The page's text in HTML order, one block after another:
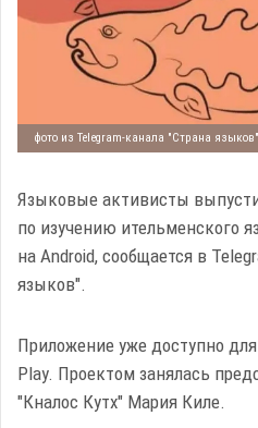
фото из Telegram-канала "Страна языков"
Языковые активисты
по изучению ительменского
на Android, сообщается в
языков".
Приложение уже доступно
Play. Проектом занялась
"Кналос Кутх" Мария Киле.